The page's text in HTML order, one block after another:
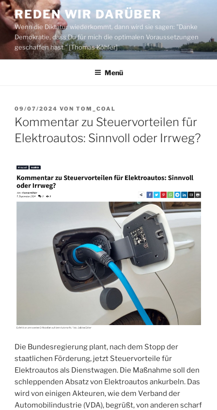
Zum
Inhalt
springen
REDEN WIR DARÜBER
Wenn die Diktatur wiederkommt, dann wird sie sagen: "Danke
Demokratie, dass Du für mich die optimalen Voraussetzungen
geschaffen hast." [Thomas Köhler]
Menü
VERÖFFENTLICHT
AM
09/07/2024 VON TOM_COAL
Kommentar zu Steuervorteilen für
Elektroautos: Sinnvoll oder Irrweg?
Die Bundesregierung plant, nach dem Stopp der
staatlichen Förderung, jetzt Steuervorteile für
Elektroautos als Dienstwagen. Die Maßnahme soll den
schleppenden Absatz von Elektroautos ankurbeln. Das
wird von einigen Akteuren, wie dem Verband der
Automobilindustrie (VDA), begrüßt, von anderen scharf